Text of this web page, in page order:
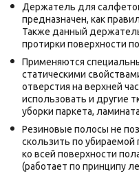
Держатель для
предназначен, как
Также данный
протирки поверхности
Применяются
статическими
отверстия на верхней
использовать и другие
уборки паркета,
Резиновые полосы не
скользить по убираемой
ко всей поверхности
(работает по принципу